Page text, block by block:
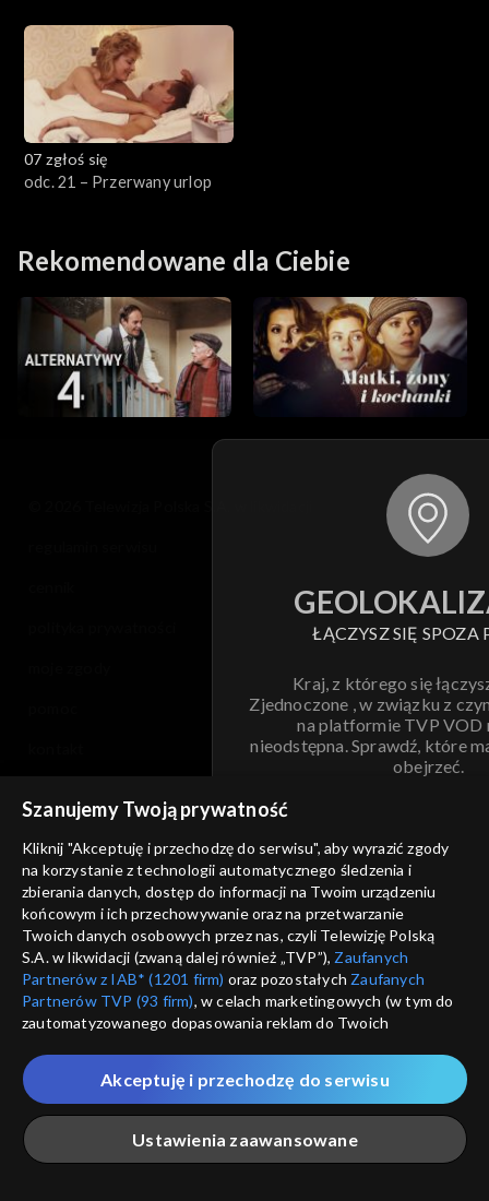
07 zgłoś się
odc. 21 – Przerwany urlop
Rekomendowane dla Ciebie
ŁĄCZYSZ SIĘ SPOZA
Kraj, z którego się
Zjednoczone , w związku z
na platformie TVP VOD
nieodstępna. Sprawdź, które
obejrzeć.
ANULUJ
informacje o dostawcy usług
Szanujemy Twoją prywatność
Kliknij "Akceptuję i przechodzę do serwisu", aby wyrazić zgody
na korzystanie z technologii automatycznego śledzenia i
zbierania danych, dostęp do informacji na Twoim urządzeniu
końcowym i ich przechowywanie oraz na przetwarzanie
Twoich danych osobowych przez nas, czyli Telewizję Polską
S.A. w likwidacji (zwaną dalej również „TVP”), Zaufanych
Partnerów z IAB* (1201 firm) oraz pozostałych Zaufanych
Partnerów TVP (93 firm), w celach marketingowych (w tym do
zautomatyzowanego dopasowania reklam do Twoich
które wskazujemy poniżej, a także zgody na udostępnianie
przez nas identyfikatora PPID do Google.
Twoje dane osobowe zbierane podczas odwiedzania przez
Ciebie naszych
poszczególnych serwisówzwanych dalej
„Portalem”, w tym informacje zapisywane za pomocą
Ustawienia zaawansowane
Akceptuję i przechodzę do serwisu